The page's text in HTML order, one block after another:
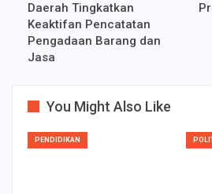
Daerah Tingkatkan
Keaktifan Pencatatan
Pengadaan Barang dan
Jasa
You Might Also Like
PENDIDIKAN